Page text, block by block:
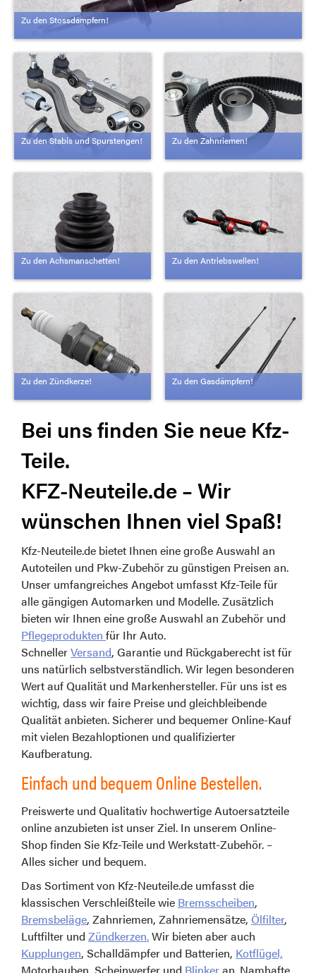
Zu den Stossdämpfern!
Zu den Stabis und Spurstengen! Zu den Zahnriemen!
Zu den Achsmanschetten! Zu den Antriebswellen!
Zu den Zündkerze! Zu den Gasdämpfern!
Bei uns finden Sie neue Kfz-
Teile.
KFZ-Neuteile.de – Wir
wünschen Ihnen viel Spaß!
Kfz-Neuteile.de bietet Ihnen eine große Auswahl an
Autoteilen und Pkw-Zubehör zu günstigen Preisen an.
Unser umfangreiches Angebot umfasst Kfz-Teile für
alle gängigen Automarken und Modelle. Zusätzlich
bieten wir Ihnen eine große Auswahl an Zubehör und
Pflegeprodukten für Ihr Auto.
SchnellerVersand, Garantie und Rückgaberecht ist für
uns natürlich selbstverständlich. Wir legen besonderen
Wert auf Qualität und Markenhersteller. Für uns ist es
wichtig, dass wir faire Preise und gleichbleibende
Qualität anbieten. Sicherer und bequemer Online-Kauf
mit vielen Bezahloptionen und qualifizierter
Kaufberatung.
Einfach und bequem Online Bestellen.
Preiswerte und Qualitativ hochwertige Autoersatzteile
online anzubieten ist unser Ziel. In unserem Online-
Shop finden Sie Kfz-Teile und Werkstatt-Zubehör. –
Alles sicher und bequem.
Das Sortiment von Kfz-Neuteile.de umfasst die
klassischen Verschleißteile wie Bremsscheiben,
Bremsbeläge, Zahnriemen, Zahnriemensätze, Ölfilter,
Luftfilter und Zündkerzen.Wir bieten aber auch
Kupplungen, Schalldämpfer und Batterien, Kotflügel,
Motorhauben, Scheinwerfer und Blinkeran. Namhafte